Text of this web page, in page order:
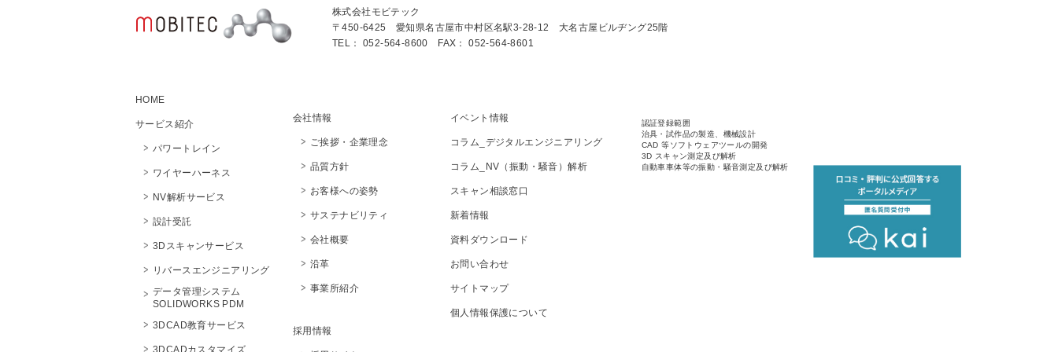
株式会社モビテック
〒450-6425 愛知県名古屋市中村区名駅3-28-12 大名古屋ビルヂング25階
TEL： 052-564-8600 FAX： 052-564-8601
HOME
サービス紹介
パワートレイン
ワイヤーハーネス
NV解析サービス
設計受託
3Dスキャンサービス
リバースエンジニアリング
データ管理システム
SOLIDWORKS PDM
3DCAD教育サービス
3DCADカスタマイズ
会社情報
ご挨拶・企業理念
品質方針
お客様への姿勢
サステナビリティ
会社概要
沿革
事業所紹介
採用情報
イベント情報
コラム_デジタルエンジニアリング
コラム_NV（振動・騒音）解析
スキャン相談窓口
新着情報
資料ダウンロード
お問い合わせ
サイトマップ
個人情報保護について
認証登録範囲
治具・試作品の製造、機械設計
CAD 等ソフトウェアツールの開発
3D スキャン測定及び解析
自動車車体等の振動・騒音測定及び解析